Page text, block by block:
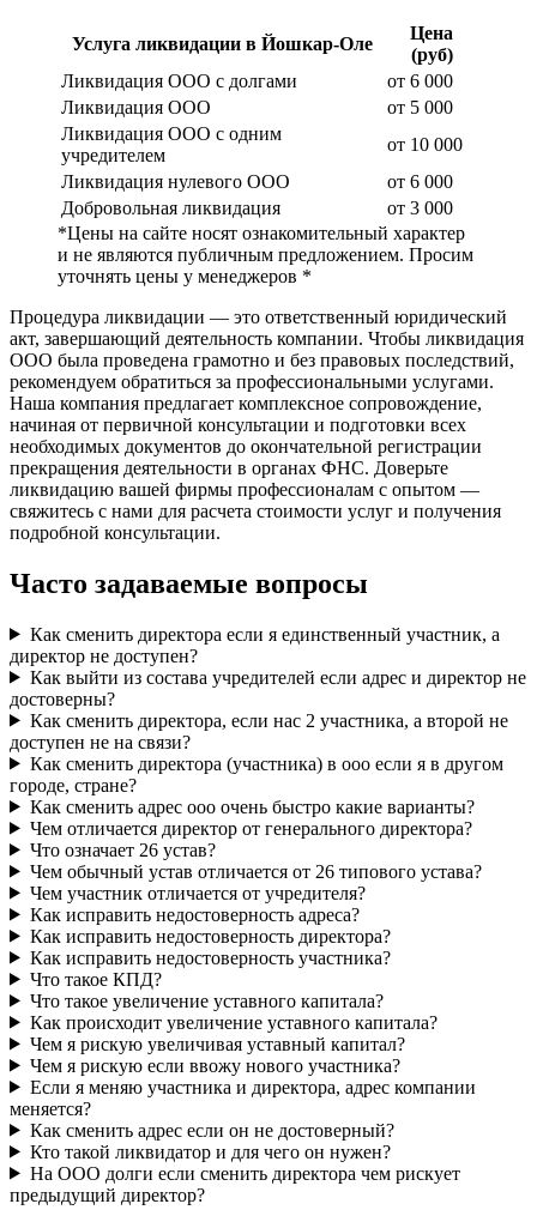
Услуга ликвидации в Йошкар-Оле
Цена
(руб)
Ликвидация ООО с долгами
от 6 000
Ликвидация ООО
от 5 000
Ликвидация ООО с одним
учредителем
от 10 000
Ликвидация нулевого ООО
от 6 000
Добровольная ликвидация
от 3 000
*Цены на сайте носят ознакомительный характер
и не являются публичным предложением. Просим
уточнять цены у менеджеров *
Процедура ликвидации — это ответственный юридический
акт, завершающий деятельность компании. Чтобы ликвидация
ООО была проведена грамотно и без правовых последствий,
рекомендуем обратиться за профессиональными услугами.
Наша компания предлагает комплексное сопровождение,
начиная от первичной консультации и подготовки всех
необходимых документов до окончательной регистрации
прекращения деятельности в органах ФНС. Доверьте
ликвидацию вашей фирмы профессионалам с опытом —
свяжитесь с нами для расчета стоимости услуг и получения
подробной консультации.
Часто задаваемые вопросы
Как сменить директора если я единственный участник, а
директор не доступен?
Как выйти из состава учредителей если адрес и директор не
достоверны?
Как сменить директора, если нас 2 участника, а второй не
доступен не на связи?
Как сменить директора (участника) в ооо если я в другом
городе, стране?
Как сменить адрес ооо очень быстро какие варианты?
Чем отличается директор от генерального директора?
Что означает 26 устав?
Чем обычный устав отличается от 26 типового устава?
Чем участник отличается от учредителя?
Как исправить недостоверность адреса?
Как исправить недостоверность директора?
Как исправить недостоверность участника?
Что такое КПД?
Что такое увеличение уставного капитала?
Как происходит увеличение уставного капитала?
Чем я рискую увеличивая уставный капитал?
Чем я рискую если ввожу нового участника?
Если я меняю участника и директора, адрес компании
меняется?
Как сменить адрес если он не достоверный?
Кто такой ликвидатор и для чего он нужен?
На ООО долги если сменить директора чем рискует
предыдущий директор?